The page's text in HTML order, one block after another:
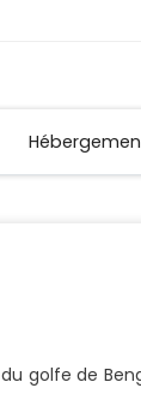
golfe de